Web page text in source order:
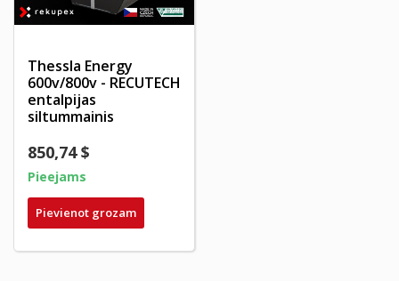
Thessla Energy
600v/800v - RECUTECH
entalpijas
siltummainis
850,74 $
Pieejams
Pievienot grozam